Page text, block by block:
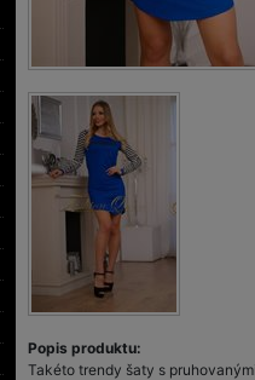
Popis produktu:
Takéto trendy šaty s